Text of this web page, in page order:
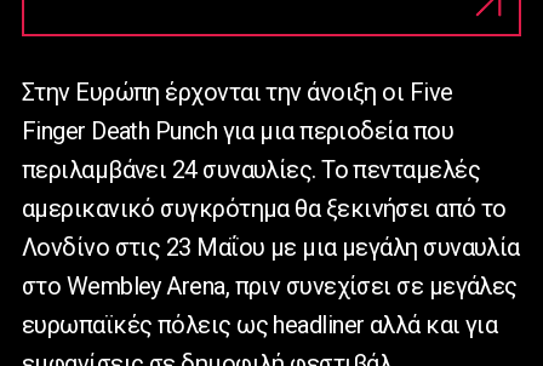
Στην Ευρώπη έρχονται την άνοιξη οι Five
Finger Death Punch για μια περιοδεία που
περιλαμβάνει 24 συναυλίες. Το πενταμελές
αμερικανικό συγκρότημα θα ξεκινήσει από το
Λονδίνο στις 23 Μαΐου με μια μεγάλη συναυλία
στο Wembley Arena, πριν συνεχίσει σε μεγάλες
ευρωπαϊκές πόλεις ως headliner αλλά και για